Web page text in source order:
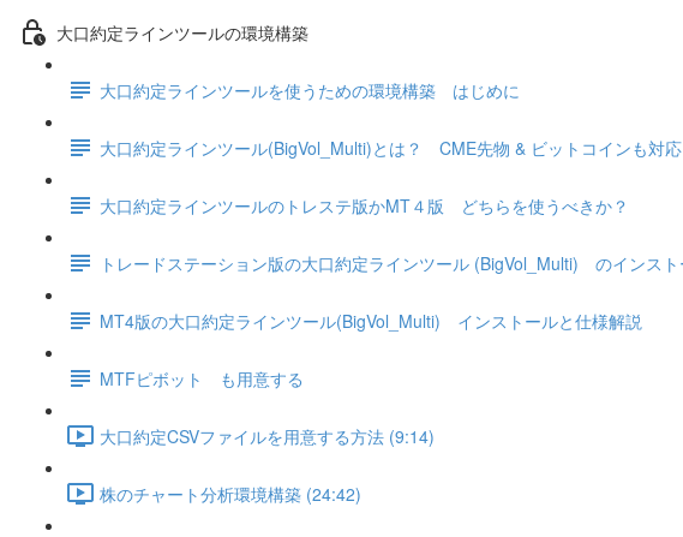
大口約定ラインツールの環境構築
大口約定ラインツールを使うための環境構築 はじめに
大口約定ラインツール(BigVol_Multi)とは？ CME先物 & ビットコインも対応
大口約定ラインツールのトレステ版かMT４版 どちらを使うべきか？
トレードステーション版の大口約定ラインツール (BigVol_Multi) のインスト
MT4版の大口約定ラインツール(BigVol_Multi) インストールと仕様解説
MTFピボット も用意する
大口約定CSVファイルを用意する方法 (9:14)
株のチャート分析環境構築 (24:42)